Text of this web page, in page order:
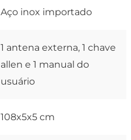
Aço inox importado
1 antena externa, 1 chave
allen e 1 manual do
usuário
108x5x5 cm